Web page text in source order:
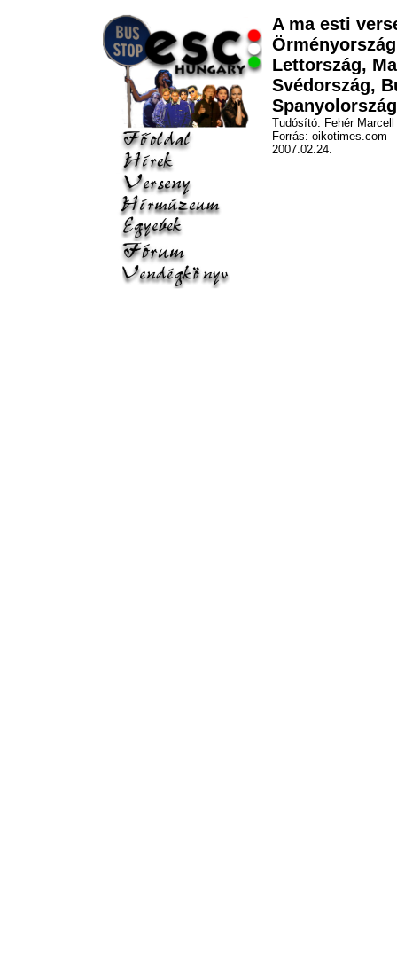
A ma esti
Lettország,
Svédország,
Spanyolország
Tudósító: Fehér Marcell
Forrás: oikotimes.com
2007.02.24.